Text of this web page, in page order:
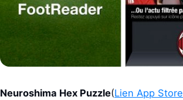
Neuroshima Hex Puzzle(Lien App Store